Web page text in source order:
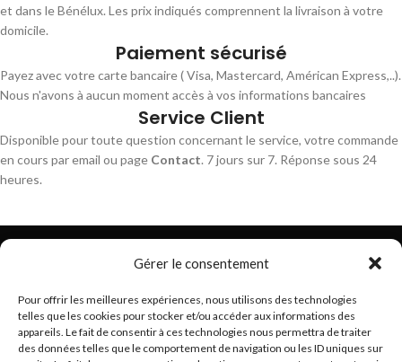
Gérer le consentement
Pour offrir les meilleures expériences, nous utilisons des technologies
telles que les cookies pour stocker et/ou accéder aux informations des
appareils. Le fait de consentir à ces technologies nous permettra de traiter
des données telles que le comportement de navigation ou les ID uniques sur
et dans le Bénélux. Les prix indiqués comprennent la livraison à votre
domicile.
Paiement sécurisé
Payez avec votre carte bancaire ( Visa, Mastercard, Américan Express,..).
Nous n'avons à aucun moment accès à vos informations bancaires
Service Client
Disponible pour toute question concernant le service, votre commande
en cours par email ou page Contact. 7 jours sur 7. Réponse sous 24
heures.
Trouvez les meilleurs bracelets de montres connectés
hello@braceletsmartwatch.com